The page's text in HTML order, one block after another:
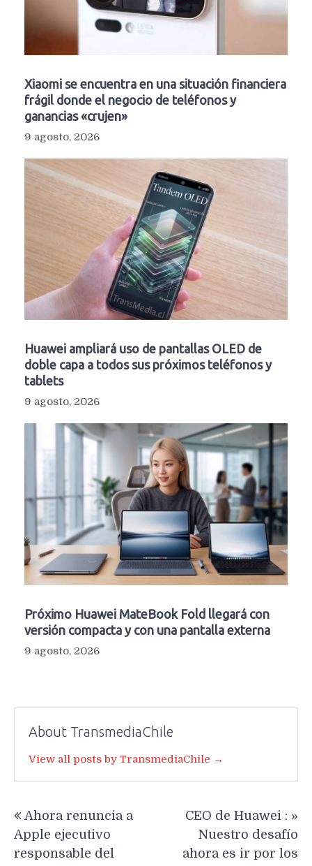
Xiaomi se encuentra en una situación financiera
frágil donde el negocio de teléfonos y
ganancias «crujen»
9 agosto, 2026
Huawei ampliará uso de pantallas OLED de
doble capa a todos sus próximos teléfonos y
tablets
9 agosto, 2026
Próximo Huawei MateBook Fold llegará con
versión compacta y con una pantalla externa
9 agosto, 2026
About TransmediaChile
View all posts by TransmediaChile →
de
entradas
Ahora renuncia a
Apple ejecutivo
responsable del
CEO de Huawei : »
Nuestro desafío
ahora es ir por los